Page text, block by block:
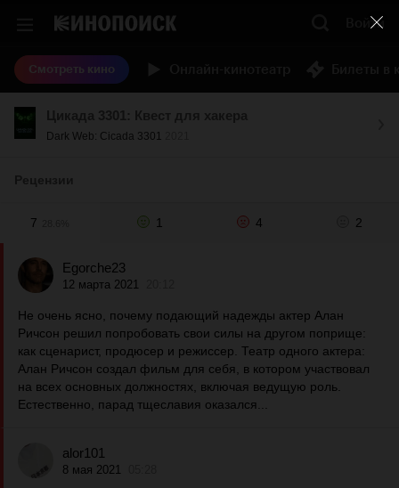
Войти
Смотреть кино
Dark Web: Cicada 3301
7 1 4 2
Egorche23
12 марта 2021
Не очень ясно, почему подающий надежды актер Алан
Ричсон решил попробовать свои силы на другом поприще:
как сценарист, продюсер и режиссер. Театр одного актера:
Алан Ричсон создал фильм для себя, в котором участвовал
на всех основных должностях, включая ведущую роль.
Естественно, парад тщеславия оказался...
alor101
8 мая 2021